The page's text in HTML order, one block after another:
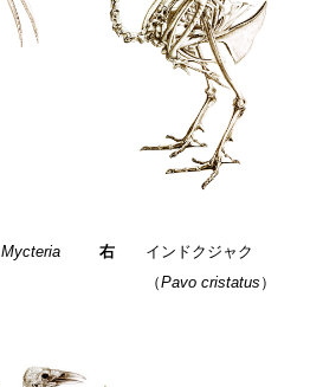
Mycteria
右
インドクジャク
（Pavo cristatus ）